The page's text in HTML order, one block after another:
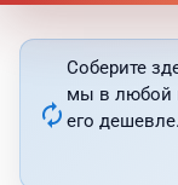
autorenew
Соберите
мы в любой
его дешевле.